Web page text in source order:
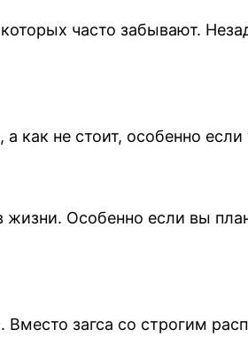
часто забывают.
как не стоит, особенно
Особенно если вы
загса со строгим